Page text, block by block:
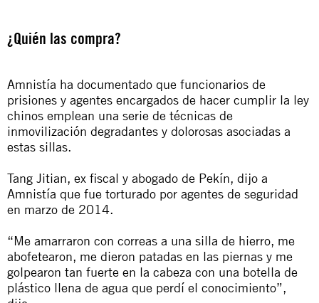
¿Quién las compra?
Amnistía ha documentado que funcionarios de
prisiones y agentes encargados de hacer cumplir la ley
chinos emplean una serie de técnicas de
inmovilización degradantes y dolorosas asociadas a
estas sillas.
Tang Jitian, ex fiscal y abogado de Pekín, dijo a
Amnistía que fue torturado por agentes de seguridad
en marzo de 2014.
“Me amarraron con correas a una silla de hierro, me
abofetearon, me dieron patadas en las piernas y me
golpearon tan fuerte en la cabeza con una botella de
plástico llena de agua que perdí el conocimiento”,